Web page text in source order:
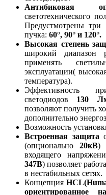
Антибиковая
светотехнического
Предустмотрены три
пучка: 60°, 90° и 120°.
Высокая степень
широкий диапазон
применять
эксплуатации(
температура).
Эффективность
светодиодов 130
позволяют получить
дополнительно
Возможность
Встроенная защита
(опционально 20кВ)
входящего
347В) позволяет
в нестабильных сетях.
Концепция
ориентированное